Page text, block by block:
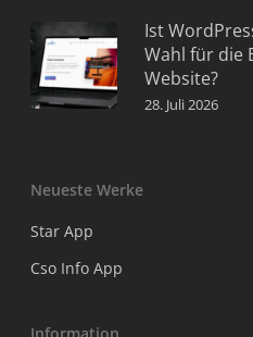
Ist
Wahl für die
Website?
28. Juli 2026
Neueste Werke
Star App
Cso Info App